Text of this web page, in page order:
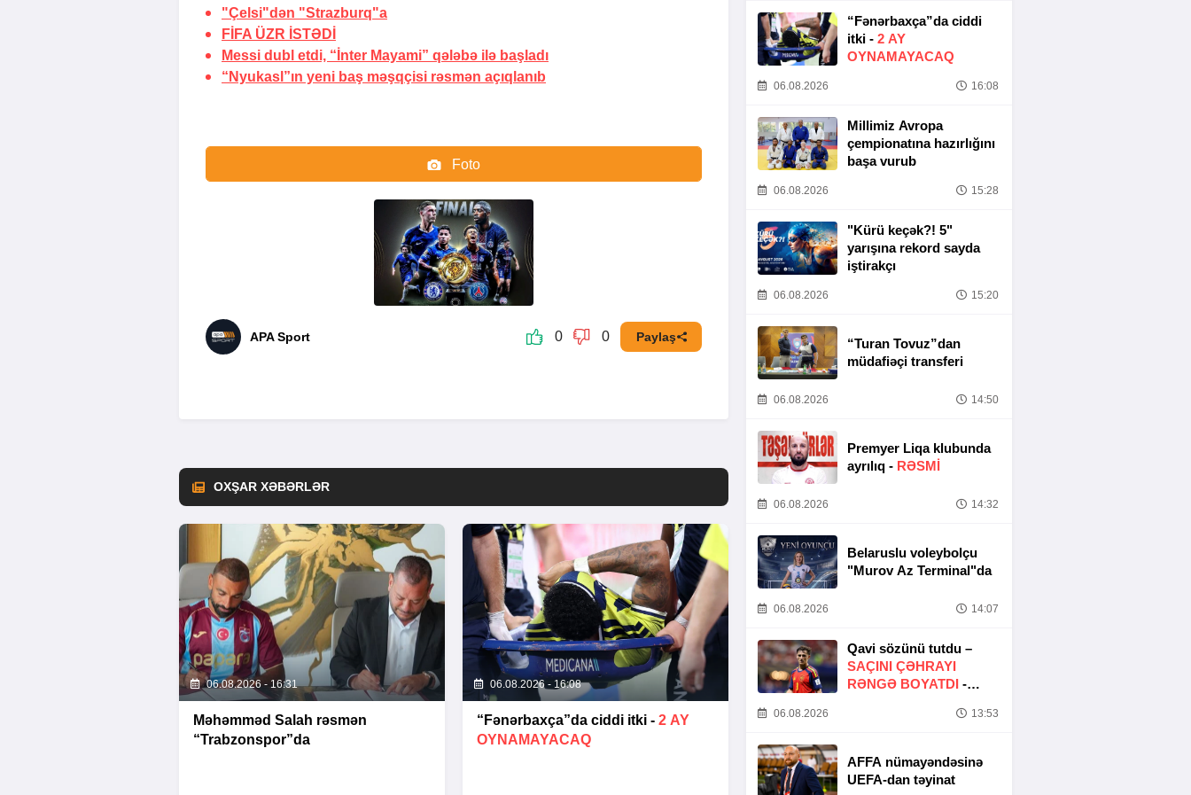
"Çelsi"dən "Strazburq"a
FİFA ÜZR İSTƏDİ
Messi dubl etdi, “İnter Mayami” qələbə ilə başladı
“Nyukasl”ın yeni baş məşqçisi rəsmən açıqlanıb
Foto
Video
APA Sport 0 0 Paylaş
OXŞAR XƏBƏRLƏR
06.08.2026 - 16:31
Məhəmməd Salah rəsmən
“Trabzonspor”da
06.08.2026 - 16:08
“Fənərbaxça”da ciddi itki - 2 AY
OYNAMAYACAQ
“Fənərbaxça”da ciddi
itki - 2 AY
OYNAMAYACAQ
06.08.2026 16:08
Millimiz Avropa
çempionatına hazırlığını
başa vurub
06.08.2026 15:28
"Kürü keçək?! 5"
yarışına rekord sayda
iştirakçı
06.08.2026 15:20
“Turan Tovuz”dan
müdafiəçi transferi
06.08.2026 14:50
Premyer Liqa klubunda
ayrılıq - RƏSMİ
06.08.2026 14:32
Belaruslu voleybolçu
"Murov Az Terminal"da
06.08.2026 14:07
Qavi sözünü tutdu –
SAÇINI ÇƏHRAYI
RƏNGƏ BOYATDI -
06.08.2026 13:53
AFFA nümayəndəsinə
UEFA-dan təyinat